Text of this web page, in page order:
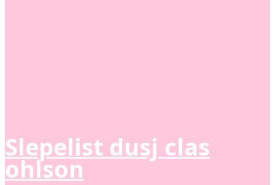
Slepelist dusj clas
ohlson